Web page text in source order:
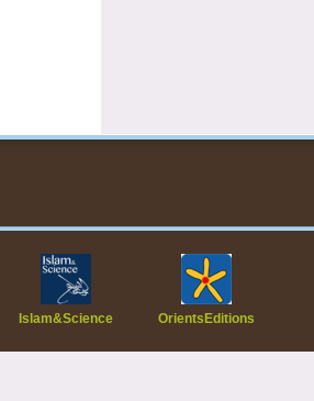
Islam&Science OrientsEditions